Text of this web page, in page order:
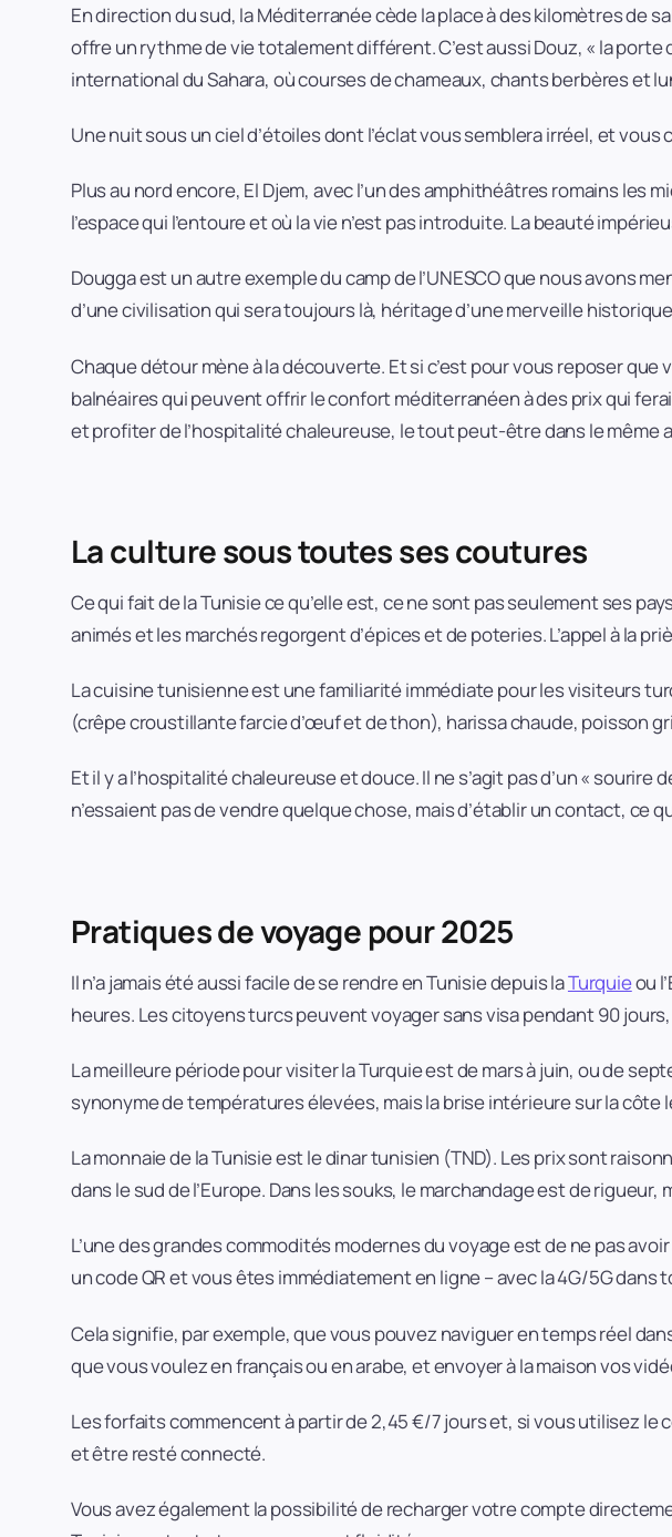
En direction du sud, la Méditerranée cède la place à des kilomètres de
offre un rythme de vie totalement différent. C’est aussi Douz, « la porte
international du Sahara, où courses de chameaux, chants berbères et
Une nuit sous un ciel d’étoiles dont l’éclat vous semblera irréel, et
Plus au nord encore, El Djem, avec l’un des amphithéâtres romains
l’espace qui l’entoure et où la vie n’est pas introduite. La beauté
Dougga est un autre exemple du camp de l’UNESCO que nous avons
d’une civilisation qui sera toujours là, héritage d’une merveille
Chaque détour mène à la découverte. Et si c’est pour vous reposer
balnéaires qui peuvent offrir le confort méditerranéen à des prix qui
et profiter de l’hospitalité chaleureuse, le tout peut-être dans le même
La culture sous toutes ses coutures
Ce qui fait de la Tunisie ce qu’elle est, ce ne sont pas seulement ses
animés et les marchés regorgent d’épices et de poteries. L’appel à la
La cuisine tunisienne est une familiarité immédiate pour les visiteurs
(crêpe croustillante farcie d’œuf et de thon), harissa chaude, poisson
Et il y a l’hospitalité chaleureuse et douce. Il ne s’agit pas d’un «
n’essaient pas de vendre quelque chose, mais d’établir un contact, ce
Pratiques de voyage pour 2025
Il n’a jamais été aussi facile de se rendre en Tunisie depuis laTurquieou
heures. Les citoyens turcs peuvent voyager sans visa pendant 90
La meilleure période pour visiter la Turquie est de mars à juin, ou de
synonyme de températures élevées, mais la brise intérieure sur la côte
La monnaie de la Tunisie est le dinar tunisien (TND). Les prix sont
dans le sud de l’Europe. Dans les souks, le marchandage est de
L’une des grandes commodités modernes du voyage est de ne pas
un code QR et vous êtes immédiatement en ligne – avec la 4G/5G
Cela signifie, par exemple, que vous pouvez naviguer en temps réel
que vous voulez en français ou en arabe, et envoyer à la maison vos
Les forfaits commencent à partir de 2,45 €/7 jours et, si vous utilisez le
et être resté connecté.
Vous avez également la possibilité de recharger votre compte